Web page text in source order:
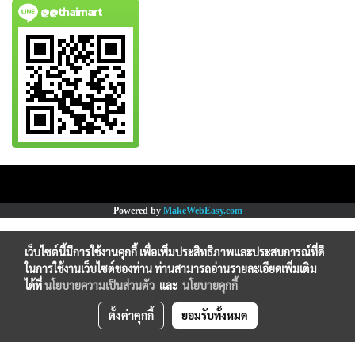
@@thaimart
Powered by MakeWebEasy.com
เว็บไซต์นี้มีการใช้งานคุกกี้ เพื่อเพิ่มประสิทธิภาพและประสบการณ์ที่ดี
ในการใช้งานเว็บไซต์ของท่าน ท่านสามารถอ่านรายละเอียดเพิ่มเติม
ได้ที่นโยบายความเป็นส่วนตัว และ นโยบายคุกกี้
ตั้งค่าคุกกี้ ยอมรับทั้งหมด